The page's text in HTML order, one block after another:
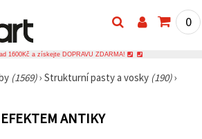
0
1600Kč a získejte DOPRAVU ZDARMA!
(1569)› Strukturní pasty a vosky (190)›
ANTIKY